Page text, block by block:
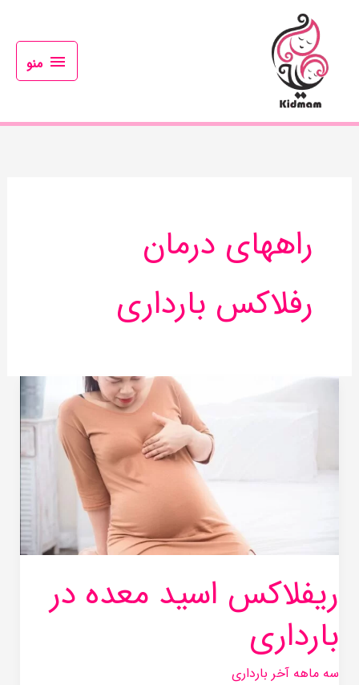
منو
راههای درمان
رفلاکس بارداری
ریفلاکس اسید معده در
بارداری
سه ماهه آخر بارداری
بارداری